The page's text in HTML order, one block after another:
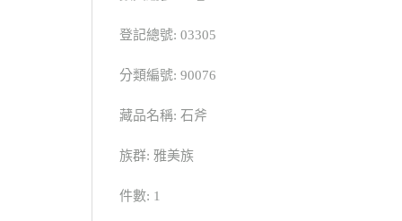
登記總號: 03305
分類編號: 90076
藏品名稱: 石斧
族群: 雅美族
件數: 1